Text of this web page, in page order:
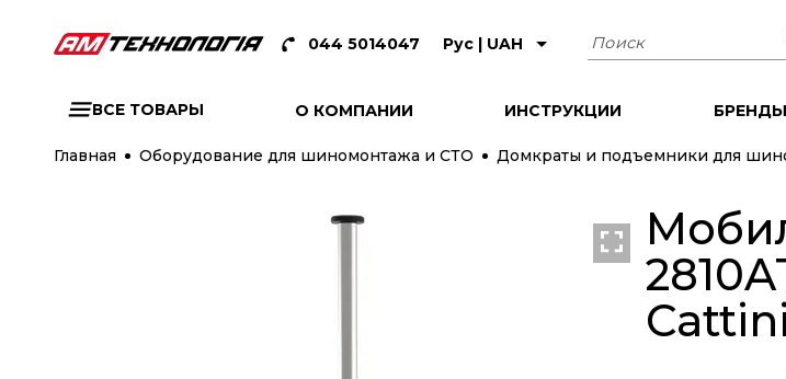
044 5014047 Рус | UAH Поиск
ВСЕ ТОВАРЫ О КОМПАНИИ ИНСТРУКЦИИ БРЕНДЫ
Главная Оборудование для шиномонтажа и СТО Домкраты и подъемники для
Cattini